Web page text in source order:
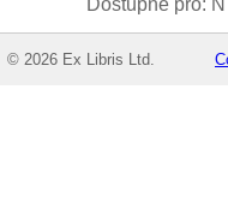
Dostupné pro:
© 2026 Ex Libris Ltd.